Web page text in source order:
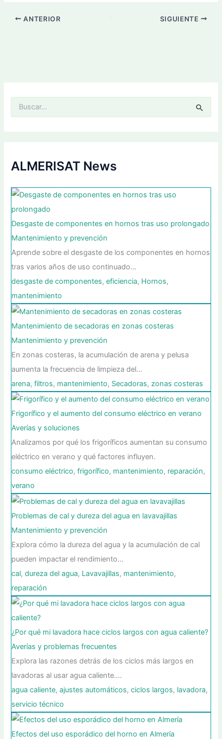
ANTERIOR SIGUIENTE
p
o
:
ALMERISAT News
Desgaste de componentes en hornos tras uso prolongado
Mantenimiento y prevención
Aprende sobre el desgaste de los componentes en hornos
tras varios años de uso continuado…
desgaste de componentes,eficiencia, Hornos,
mantenimiento
Mantenimiento de secadoras en zonas costeras
Mantenimiento y prevención
En zonas costeras, la acumulación de arena y pelusa
aumenta la frecuencia de limpieza del…
arena,filtros, mantenimiento, Secadoras,zonas costeras
Frigorífico y el aumento del consumo eléctrico en verano
Averías y soluciones
Analizamos por qué los frigoríficos aumentan su consumo
eléctrico en verano y qué factores influyen.
consumo eléctrico,frigorífico, mantenimiento, reparación,
verano
Problemas de cal y dureza del agua en lavavajillas
Mantenimiento y prevención
Explora cómo la dureza del agua y la acumulación de cal
pueden impactar el rendimiento…
cal,dureza del agua, Lavavajillas, mantenimiento,
reparación
¿Por qué mi lavadora hace ciclos largos con agua caliente?
Averías y problemas frecuentes
Explora las razones detrás de los ciclos más largos en
lavadoras al usar agua caliente.…
agua caliente,ajustes automáticos,ciclos largos, lavadora,
servicio técnico
Efectos del uso esporádico del horno en Almería